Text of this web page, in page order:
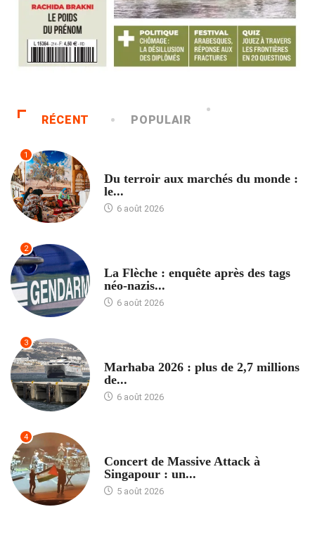
RÉCENT POPULAIR
1
Du terroir aux marchés du monde :
le...
6 août 2026
2
La Flèche : enquête après des tags
néo-nazis...
6 août 2026
3
Marhaba 2026 : plus de 2,7 millions
de...
6 août 2026
4
Concert de Massive Attack à
Singapour : un...
5 août 2026